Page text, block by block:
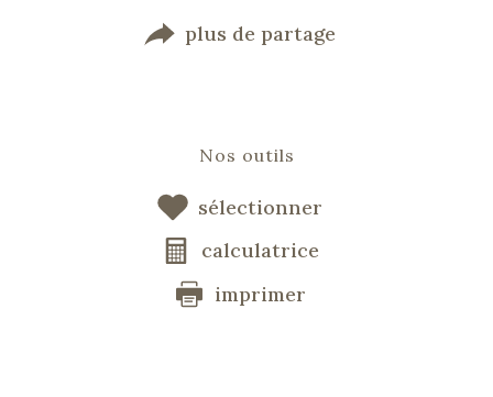
plus de partage
Nos outils
sélectionner
calculatrice
imprimer